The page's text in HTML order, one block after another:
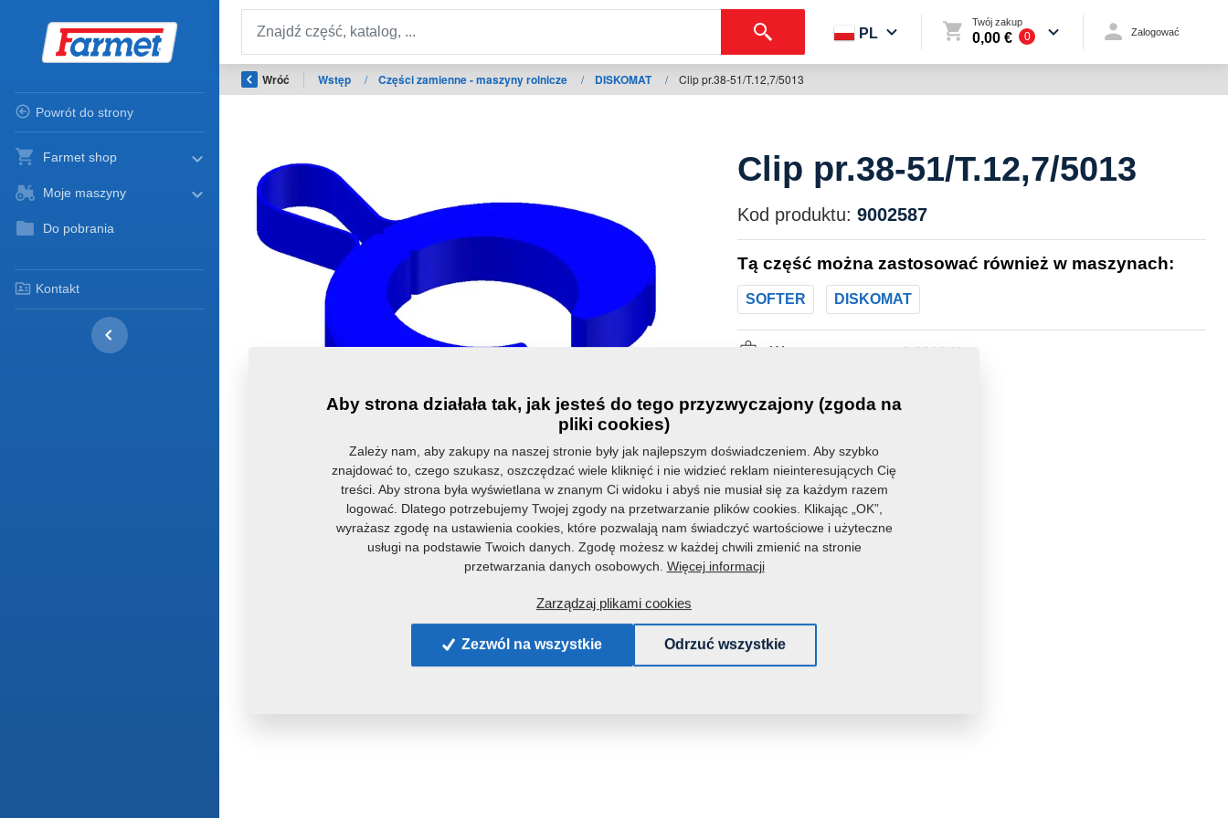
Powrót do strony
Farmet shop
Moje maszyny
Do pobrania
Kontakt
PL
Twój zakup
0,00 € 0 Zalogować
Wróć Wstęp / Części zamienne - maszyny rolnicze / DISKOMAT / Clip pr.38-51/T.12,7/5013
Clip pr.38-51/T.12,7/5013
Kod produktu: 9002587
Tą część można zastosować również w maszynach:
SOFTER DISKOMAT
Waga: 0,0910 Kg
Aby strona działała tak, jak jesteś do tego przyzwyczajony (zgoda na
pliki cookies)
Zależy nam, aby zakupy na naszej stronie były jak najlepszym doświadczeniem. Aby szybko
znajdować to, czego szukasz, oszczędzać wiele kliknięć i nie widzieć reklam nieinteresujących Cię
treści. Aby strona była wyświetlana w znanym Ci widoku i abyś nie musiał się za każdym razem
logować. Dlatego potrzebujemy Twojej zgody na przetwarzanie plików cookies. Klikając „OK”,
wyrażasz zgodę na ustawienia cookies, które pozwalają nam świadczyć wartościowe i użyteczne
usługi na podstawie Twoich danych. Zgodę możesz w każdej chwili zmienić na stronie
przetwarzania danych osobowych. Więcej informacji
Zarządzaj plikami cookies
Zezwól na wszystkie Odrzuć wszystkie